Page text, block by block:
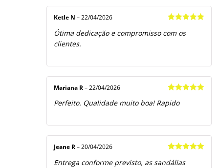
de 5
Ketle N – 22/04/2026
Ótima dedicação e compromisso com os
clientes.
de 5
Mariana R – 22/04/2026
Perfeito. Qualidade muito boa! Rapido
de 5
Jeane R – 20/04/2026
Entrega conforme previsto, as sandálias